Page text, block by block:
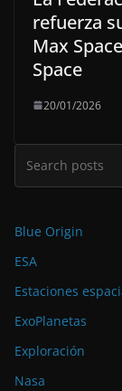
refuerza
Max
Space
20/01/2026
Blue Origin
ESA
Estaciones
ExoPlanetas
Exploración
Nasa